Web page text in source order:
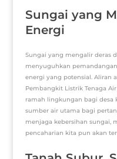
Sungai yang
Energi
Sungai yang mengalir deras
menyuguhkan
energi yang potensial. Aliran
Pembangkit Listrik Tenaga
ramah lingkungan bagi desa
sumber air utama bagi
menjaga kebersihan sungai,
pencaharian kita pun akan